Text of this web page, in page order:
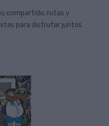
compartido, rutas y
para disfrutar juntos